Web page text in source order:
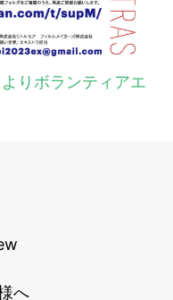
りボランティアエ
へ